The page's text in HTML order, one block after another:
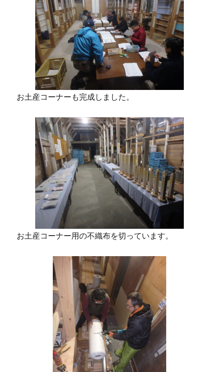
お土産コーナーも完成しました。
お土産コーナー用の不織布を切っています。